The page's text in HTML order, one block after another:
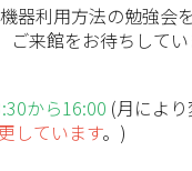
器利用方法の勉強会
来館をお待ちしてい
から16:00 (月により
しています。)